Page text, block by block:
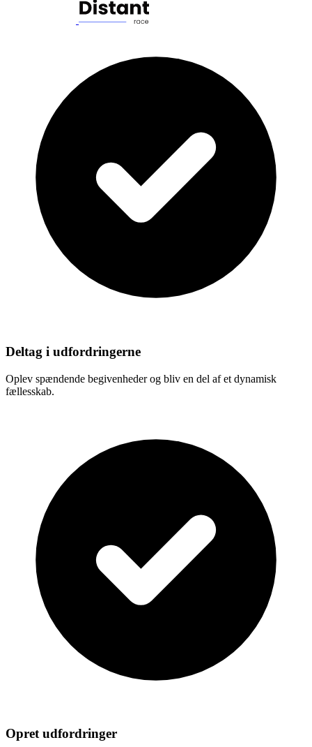
Deltag i udfordringerne
Oplev spændende begivenheder og bliv en del af et dynamisk
fællesskab.
Opret udfordringer